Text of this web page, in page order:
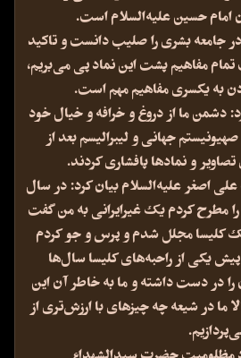
امام حسین علیه‌السلام است.
جامعه بشری را صلیب دانست و تاکید
مفاهیم پشت این‌ نماد پی می‌بریم،
به یکسری مفاهیم مهم است.
دشمن ما از دروغ و خرافه و خیال خود
جهانی و لیبرالیسم بعد از
و نمادها پافشاری کردند.
اصغر علیه‌السلام بیان کرد: در سال
مطرح کردم یک‌ غیرایرانی به من گفت
کلیسا مجلل شدم و پرس و جو کردم
یکی از راحبه‌های کلیسا سال‌ها
در دست داشته و ما به خاطر آن این
ما در شیعه چه چیزهای با ارزش‌تری از